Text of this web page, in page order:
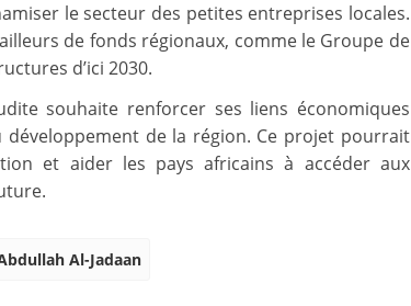
le secteur des petites entreprises locales.
de fonds régionaux, comme le Groupe de
d’ici 2030.
souhaite renforcer ses liens économiques
de la région. Ce projet pourrait
et aider les pays africains à accéder aux
Al-Jadaan